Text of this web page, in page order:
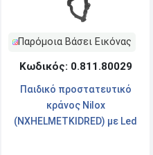
Παρόμοια Βάσει Εικόνας
Κωδικός: 0.811.80029
Παιδικό προστατευτικό
κράνος Nilox
(NXHELMETKIDRED) με Led